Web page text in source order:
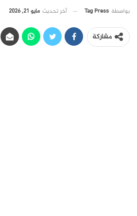
بواسطة Tag Press آخر تحديث مايو 21, 2026
مشاركة